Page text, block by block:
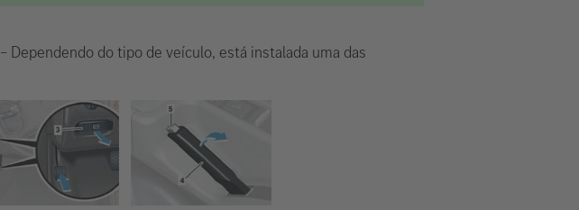
– Dependendo do tipo de veículo, está instalada uma das